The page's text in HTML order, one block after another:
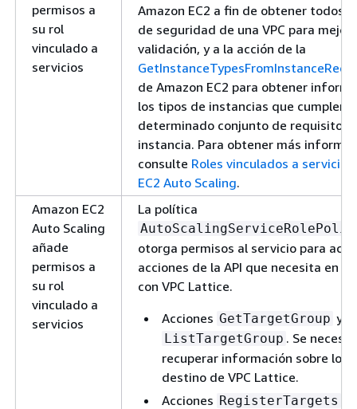
permisos a
su rol
vinculado a
servicios
Amazon EC2 a fin de obtener todos
de seguridad de una VPC para
validación, y a la acción de la
de Amazon EC2 para obtener
los tipos de instancias que cumplen
determinado conjunto de requisitos
instancia. Para obtener más
consulte Roles vinculados a
EC2 Auto Scaling.
Amazon EC2
Auto Scaling
añade
permisos a
su rol
vinculado a
servicios
La política
otorga permisos al servicio para
acciones de la API que necesita en
con VPC Lattice.
Acciones GetTargetGroup y
ListTargetGroup . Se
recuperar información sobre los
destino de VPC Lattice.
Acciones RegisterTargets